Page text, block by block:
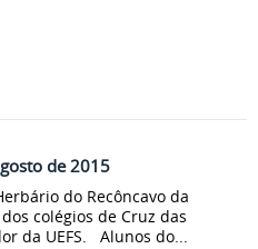
de 2015
do Recôncavo da
colégios de Cruz das
da UEFS. Alunos do...